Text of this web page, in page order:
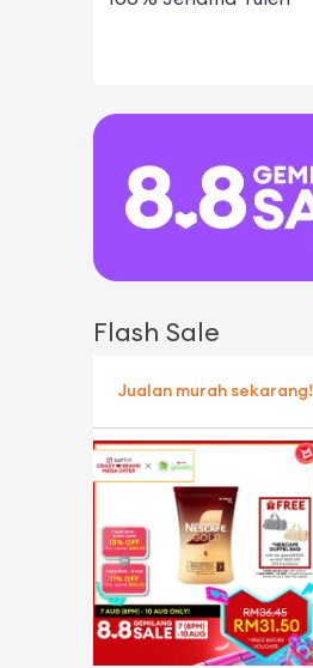
Flash Sale
Jualan murah sekarang!